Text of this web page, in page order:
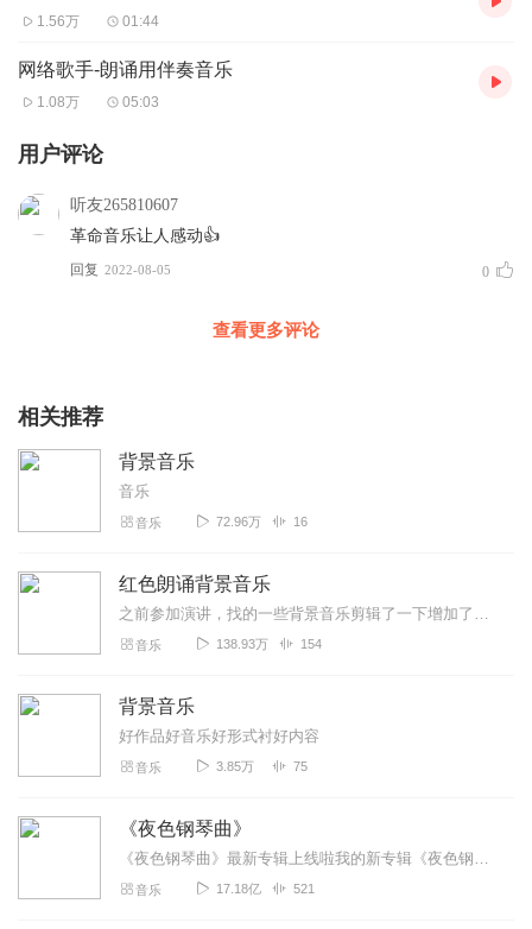
1.56万 01:44
网络歌手-朗诵用伴奏音乐
1.08万 05:03
用户评论
听友265810607
革命音乐让人感动👍
回复 2022-08-05 0
查看更多评论
相关推荐
背景音乐
音乐
音乐 72.96万 16
红色朗诵背景音乐
之前参加演讲，找的一些背景音乐剪辑了一下增加了时长分享给大家，如果对您有帮助的，辛苦您订个阅，打个call，谢谢支持！喜马拉雅下载下来的文件要改下文件属性才能用...
音乐 138.93万 154
背景音乐
好作品好音乐好形式衬好内容
音乐 3.85万 75
《夜色钢琴曲》
《夜色钢琴曲》最新专辑上线啦我的新专辑《夜色钢琴曲最新专辑》（点击跳转）已经上线，新专辑是《夜色钢琴曲》的升级版，我精选了诸多经典原创作品与大家分享，愿未来...
音乐 17.18亿 521